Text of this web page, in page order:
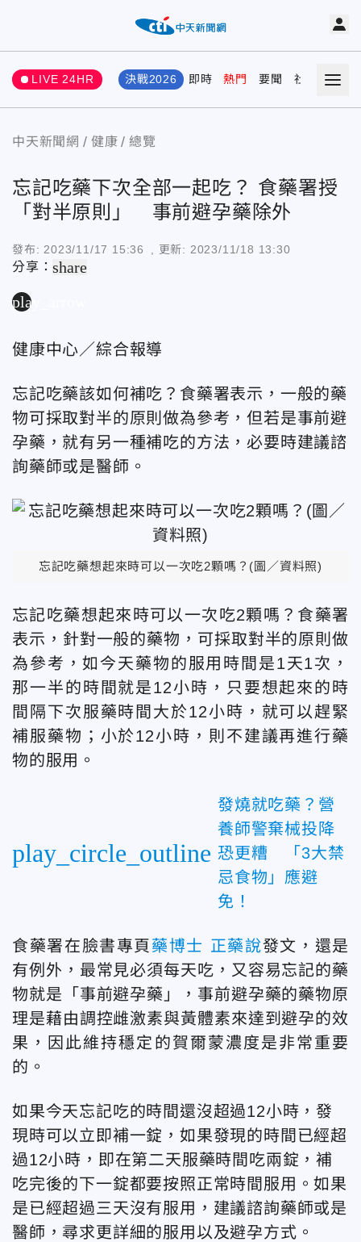
LIVE 24HR 決戰2026 即時 熱門 要聞 社會 娛樂
中天新聞網 健康 總覽
忘記吃藥下次全部一起吃？ 食藥署授
「對半原則」 事前避孕藥除外
發布: 2023/11/17 15:36 , 更新: 2023/11/18 13:30
分享：share
play_arrow
健康中心／綜合報導
忘記吃藥該如何補吃？食藥署表示，一般的藥
物可採取對半的原則做為參考，但若是事前避
孕藥，就有另一種補吃的方法，必要時建議諮
詢藥師或是醫師。
忘記吃藥想起來時可以一次吃2顆嗎？(圖／資料照)
忘記吃藥想起來時可以一次吃2顆嗎？食藥署
表示，針對一般的藥物，可採取對半的原則做
為參考，如今天藥物的服用時間是1天1次，
那一半的時間就是12小時，只要想起來的時
間隔下次服藥時間大於12小時，就可以趕緊
補服藥物；小於12小時，則不建議再進行藥
物的服用。
play_circle_outline
發燒就吃藥？營
養師警棄械投降
恐更糟 「3大禁
忌食物」應避
免！
食藥署在臉書專頁藥博士 正藥說發文，還是
有例外，最常見必須每天吃，又容易忘記的藥
物就是「事前避孕藥」，事前避孕藥的藥物原
理是藉由調控雌激素與黃體素來達到避孕的效
果，因此維持穩定的賀爾蒙濃度是非常重要
的。
如果今天忘記吃的時間還沒超過12小時，發
現時可以立即補一錠，如果發現的時間已經超
過12小時，即在第二天服藥時間吃兩錠，補
吃完後的下一錠都要按照正常時間服用。如果
是已經超過三天沒有服用，建議諮詢藥師或是
醫師，尋求更詳細的服用以及避孕方式。